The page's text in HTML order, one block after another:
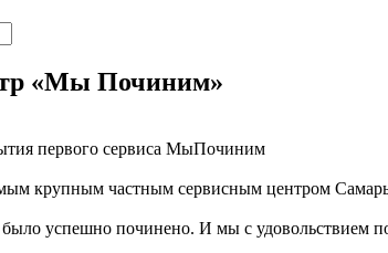
«Мы Починим»
первого сервиса МыПочиним
крупным частным сервисным центром
успешно починено. И мы с удовольствием